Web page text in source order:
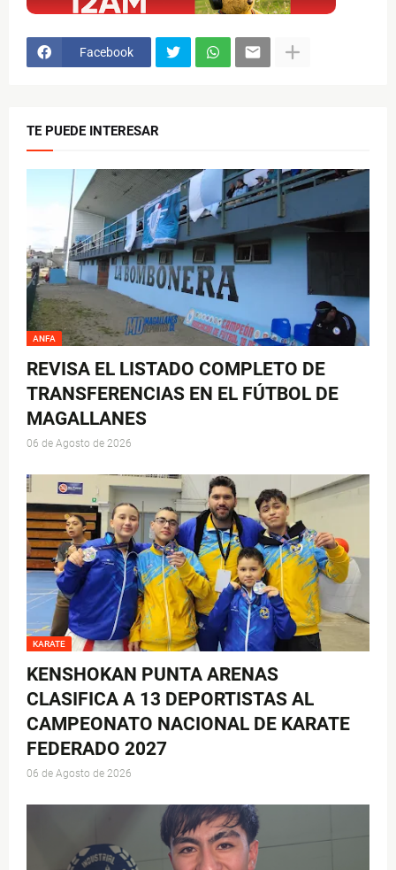
Facebook
TE PUEDE INTERESAR
ANFA
REVISA EL LISTADO COMPLETO DE
TRANSFERENCIAS EN EL FÚTBOL DE
MAGALLANES
06 de Agosto de 2026
KARATE
KENSHOKAN PUNTA ARENAS
CLASIFICA A 13 DEPORTISTAS AL
CAMPEONATO NACIONAL DE KARATE
FEDERADO 2027
06 de Agosto de 2026